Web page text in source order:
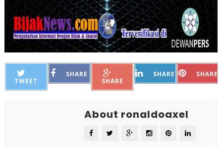
TWEET
SHARE
SHARE
SHARE SHARE
About ronaldoaxel